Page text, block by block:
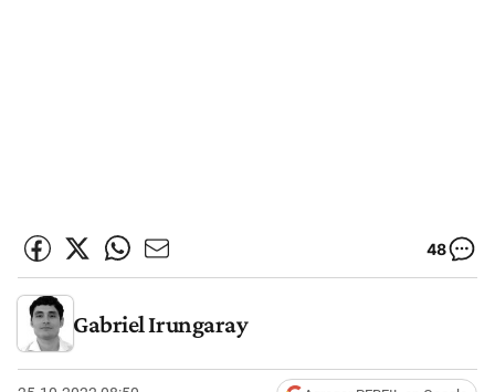
48
Gabriel Irungaray